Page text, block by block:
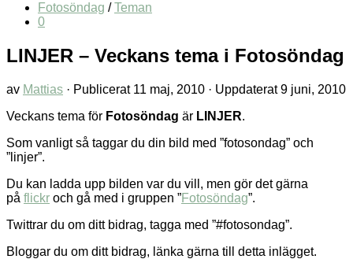
Fotosöndag / Teman
0
LINJER – Veckans tema i Fotosöndag
av Mattias · Publicerat 11 maj, 2010 · Uppdaterat9 juni, 2010
Veckans tema för Fotosöndag är LINJER.
Som vanligt så taggar du din bild med ”fotosondag” och
”linjer”.
Du kan ladda upp bilden var du vill, men gör det gärna
på flickr och gå med i gruppen ”Fotosöndag”.
Twittrar du om ditt bidrag, tagga med ”#fotosondag”.
Bloggar du om ditt bidrag, länka gärna till detta inlägget.